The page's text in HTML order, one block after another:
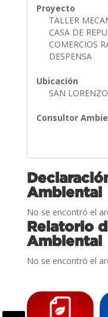
Proyecto
TALLER
CASA DE
COMERCIOS
DESPENSA
Ubicación
SAN
Consultor
Ambiental
No se encontró el
Relatorio
Ambiental
No se encontró el